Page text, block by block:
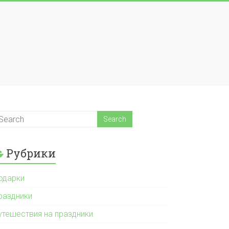
Рубрики
на праздники